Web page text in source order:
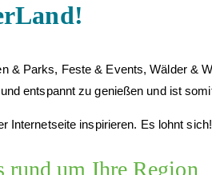
& Parks, Feste & Events, Wälder &
entspannt zu genießen und ist
Internetseite inspirieren. Es lohnt sich!
rund um Ihre Region